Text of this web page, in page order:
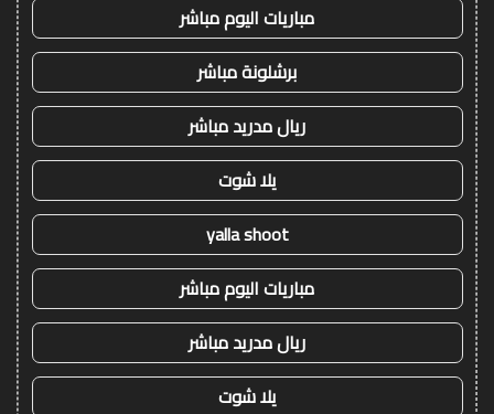
مباريات اليوم مباشر
برشلونة مباشر
ريال مدريد مباشر
يلا شوت
yalla shoot
مباريات اليوم مباشر
ريال مدريد مباشر
يلا شوت